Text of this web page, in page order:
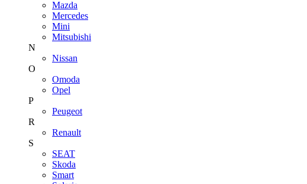
Mazda
Mercedes
Mini
Mitsubishi
N
Nissan
O
Omoda
Opel
P
Peugeot
R
Renault
S
SEAT
Skoda
Smart